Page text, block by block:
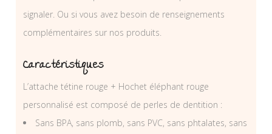
signaler. Ou si vous avez besoin de renseignements
complémentaires sur nos produits.
Caractéristiques
L’attache tétine rouge + Hochet éléphant rouge
personnalisé est composé de perles de dentition :
Sans BPA, sans plomb, sans PVC, sans phtalates, sans